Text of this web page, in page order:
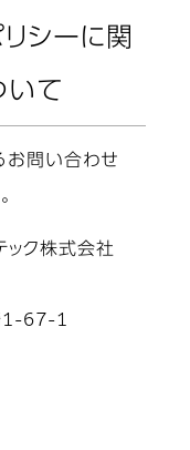
シーに関
いて
お問い合わせ
ック株式会社
1-67-1